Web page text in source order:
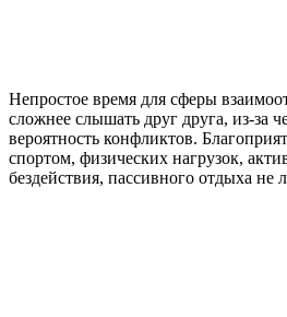
Непростое время для сферы
сложнее слышать друг друга, из-за
вероятность конфликтов.
спортом, физических нагрузок,
бездействия, пассивного отдыха не